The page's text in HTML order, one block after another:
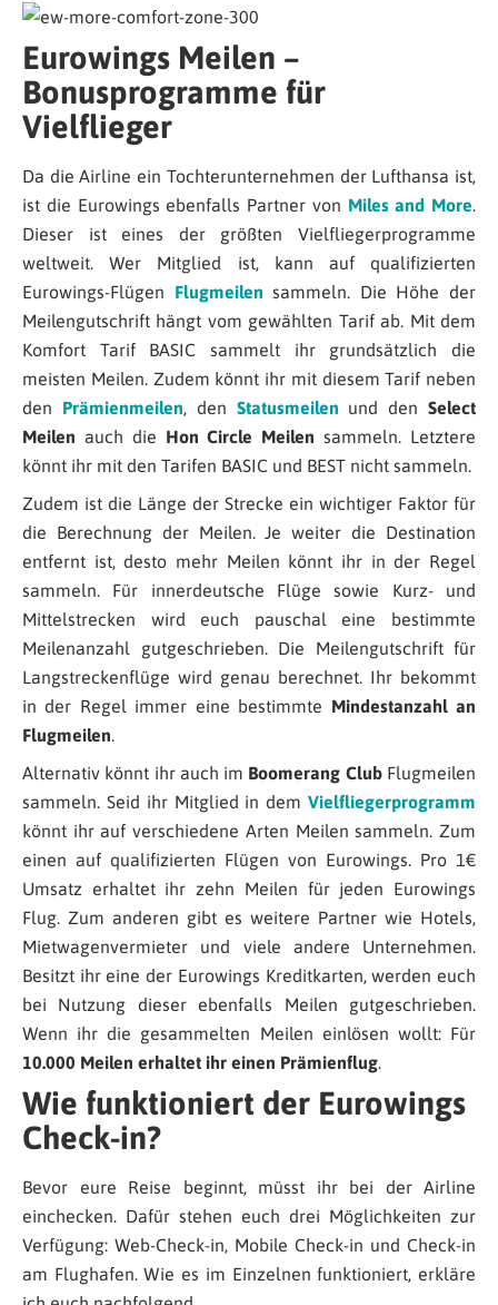
Eurowings Meilen –
Bonusprogramme für
Vielflieger
Da die Airline ein Tochterunternehmen der Lufthansa ist,
ist die Eurowings ebenfalls Partner von Miles and More.
Dieser ist eines der größten Vielfliegerprogramme
weltweit. Wer Mitglied ist, kann auf qualifizierten
Eurowings-Flügen Flugmeilen sammeln. Die Höhe der
Meilengutschrift hängt vom gewählten Tarif ab. Mit dem
Komfort Tarif BASIC sammelt ihr grundsätzlich die
meisten Meilen. Zudem könnt ihr mit diesem Tarif neben
den Prämienmeilen, den Statusmeilen und denSelect
Meilen auch die Hon Circle Meilen sammeln. Letztere
könnt ihr mit den Tarifen BASIC und BEST nicht sammeln.
Zudem ist die Länge der Strecke ein wichtiger Faktor für
die Berechnung der Meilen. Je weiter die Destination
entfernt ist, desto mehr Meilen könnt ihr in der Regel
sammeln. Für innerdeutsche Flüge sowie Kurz- und
Mittelstrecken wird euch pauschal eine bestimmte
Meilenanzahl gutgeschrieben. Die Meilengutschrift für
Langstreckenflüge wird genau berechnet. Ihr bekommt
in der Regel immer eine bestimmte Mindestanzahl an
Flugmeilen.
Alternativ könnt ihr auch im Boomerang ClubFlugmeilen
sammeln. Seid ihr Mitglied in dem Vielfliegerprogramm
könnt ihr auf verschiedene Arten Meilen sammeln. Zum
einen auf qualifizierten Flügen von Eurowings. Pro 1€
Umsatz erhaltet ihr zehn Meilen für jeden Eurowings
Flug. Zum anderen gibt es weitere Partner wie Hotels,
Mietwagenvermieter und viele andere Unternehmen.
Besitzt ihr eine der Eurowings Kreditkarten, werden euch
bei Nutzung dieser ebenfalls Meilen gutgeschrieben.
Wenn ihr die gesammelten Meilen einlösen wollt: Für
10.000 Meilen erhaltet ihr einen Prämienflug.
Wie funktioniert der Eurowings
Check-in?
Bevor eure Reise beginnt, müsst ihr bei der Airline
einchecken. Dafür stehen euch drei Möglichkeiten zur
Verfügung: Web-Check-in, Mobile Check-in und Check-in
am Flughafen. Wie es im Einzelnen funktioniert, erkläre